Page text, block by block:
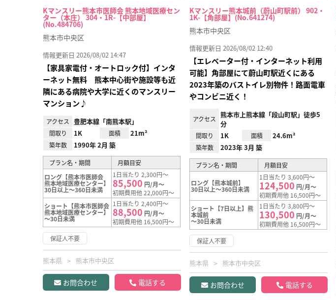
Kマンスリー熊本市医師会 熊本地域医療セン
ター（本庄） 304・1R-【中部屋】
(No.484706)
熊本市中央区
情報更新日 2026/08/02 14:47
【家具家電付・オートロック付】インタ
ーネット無料 熊本中心街や施設等も近
隣にある病院や大学に近くのマンスリー
マンション♪
アクセス 豊肥本線「南熊本駅」
間取り 1K 面積 21m²
築年数 1990年 2月 築
プラン名・期間
月額目安
ロング【熊本市医師会
熊本地域医療センター】
30日以上～360日未満
1日当たり 2,300円～
85,500 円/月～
初期費用他 22,000円～
ショート【熊本市医師会
熊本地域医療センター】
～30日未満
1日当たり 2,400円～
88,500 円/月～
初期費用他 16,500円～
保証人不要
熊本県 熊本市中央区
お問合わせ 電話する
Kマンスリー熊本城前（蔚山町駅前） 902・
1K-【角部屋】(No.641274)
熊本市中央区
情報更新日 2026/08/02 12:40
【エレベーター付・インターネット利用
可能】角部屋にて蔚山町駅近くにある
2023年築のバストイレ別物件！路面電車
やコンビニ近く！
アクセス
熊本市上熊本線「段山町駅」徒歩5
分
間取り 1K 面積 24.6m²
築年数 2023年 3月 築
プラン名・期間 月額目安
ロング【熊本城前】
30日以上～360日未満
1日当たり 3,600円～
124,500 円/月～
初期費用他 16,500円～
ショート【7日以上】熊
本城前
～30日未満
1日当たり 3,800円～
130,500 円/月～
初期費用他 16,500円～
保証人不要
熊本県 熊本市中央区
お問合わせ 電話する